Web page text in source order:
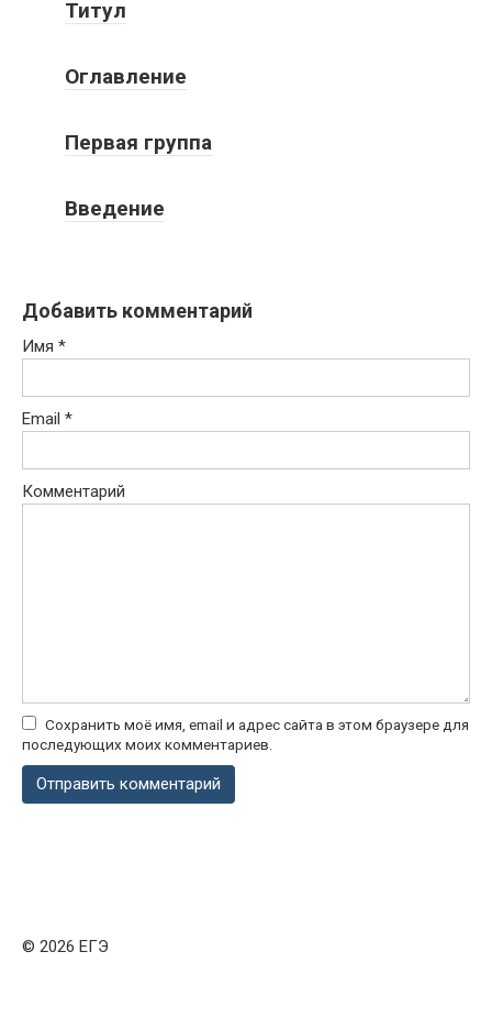
Титул
Оглавление
Первая группа
Введение
Добавить комментарий
Имя *
Email *
Комментарий
Сохранить моё имя, email и адрес сайта в этом браузере для
последующих моих комментариев.
© 2026 ЕГЭ